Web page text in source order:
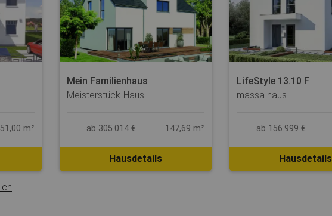
m²
Mein Familienhaus
Meisterstück-Haus
ab 305.014 € 147,69 m²
Hausdetails
LifeStyle 13.10 F
massa haus
ab 156.999 €
Hausdetails